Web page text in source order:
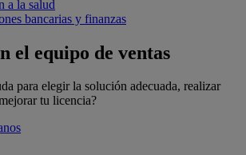
a la salud
bancarias y finanzas
el equipo de ventas
para elegir la solución adecuada, realizar
tu licencia?